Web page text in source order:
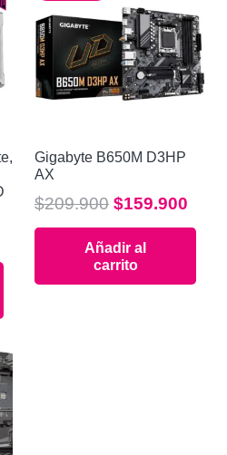
actual
Gigabyte B650M D3HP
AX
$209.900 El
precio
original
era:
$159.900
Añadir al
carrito